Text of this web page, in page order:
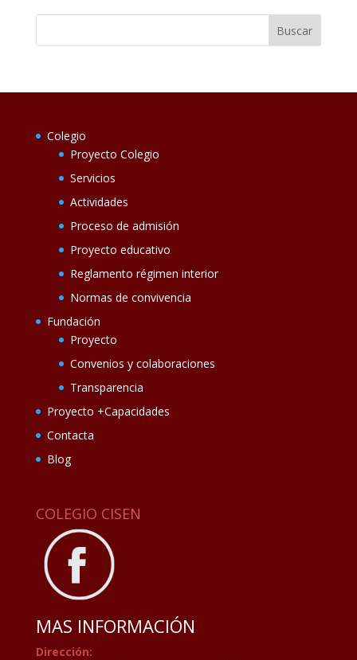
Colegio
Proyecto Colegio
Servicios
Actividades
Proceso de admisión
Proyecto educativo
Reglamento régimen interior
Normas de convivencia
Fundación
Proyecto
Convenios y colaboraciones
Transparencia
Proyecto +Capacidades
Contacta
Blog
COLEGIO CISEN
MAS INFORMACIÓN
Dirección: